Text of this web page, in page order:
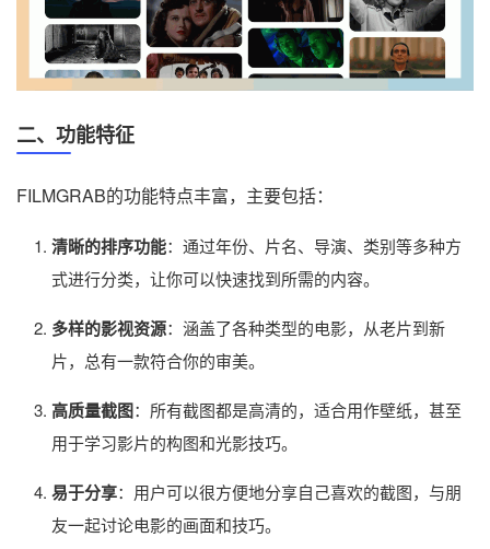
二、功能特征
FILMGRAB的功能特点丰富，主要包括：
清晰的排序功能：通过年份、片名、导演、类别等多种方
式进行分类，让你可以快速找到所需的内容。
多样的影视资源：涵盖了各种类型的电影，从老片到新
片，总有一款符合你的审美。
高质量截图：所有截图都是高清的，适合用作壁纸，甚至
用于学习影片的构图和光影技巧。
易于分享：用户可以很方便地分享自己喜欢的截图，与朋
友一起讨论电影的画面和技巧。